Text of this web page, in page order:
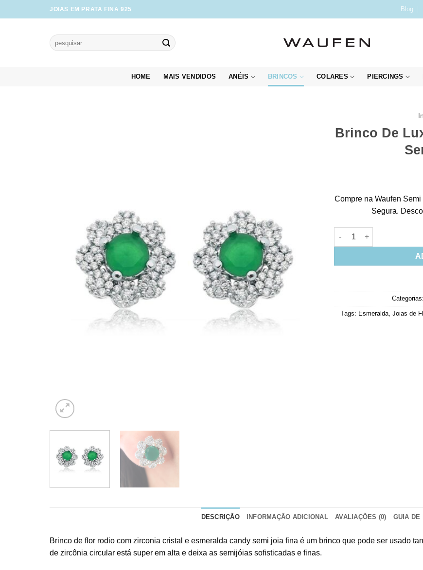
to
JOIAS EM PRATA FINA 925 Blog
Pesquisar
por:
HOME MAIS VENDIDOS ANÉIS BRINCOS COLARES PIERCINGS
Brinco De
Compre na Waufen
Segura.
Brinco De Luxo
Categorias:
Tags: Esmeralda, Joias de
DESCRIÇÃO INFORMAÇÃO ADICIONAL AVALIAÇÕES (0) GUIA DE
Brinco de flor rodio com zirconia cristal e esmeralda candy semi joia fina é um brinco que pode ser usado
de zircônia circular está super em alta e deixa as semijóias sofisticadas e finas.